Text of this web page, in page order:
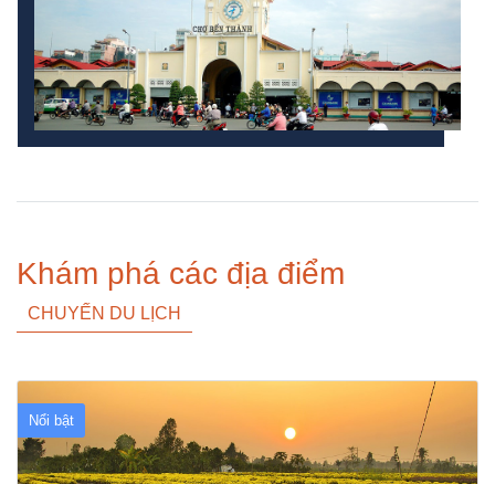
Khám phá các địa điểm
CHUYẾN DU LỊCH
Nổi bật